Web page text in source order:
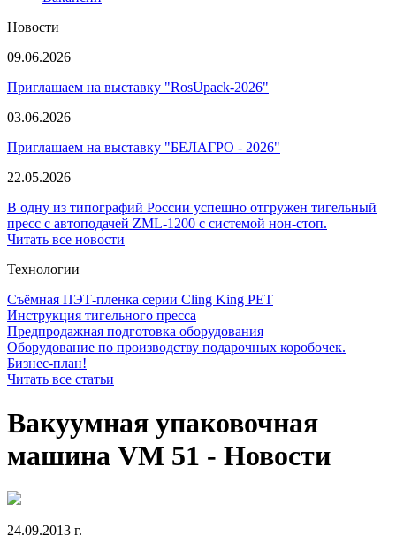
Новости
09.06.2026
Приглашаем на выставку "RosUpack-2026"
03.06.2026
Приглашаем на выставку "БЕЛАГРО - 2026"
22.05.2026
В одну из типографий России успешно отгружен тигельный
пресс с автоподачей ZML-1200 с системой нон-стоп.
Читать все новости
Технологии
Съёмная ПЭТ-пленка серии Cling King PET
Инструкция тигельного пресса
Предпродажная подготовка оборудования
Оборудование по производству подарочных коробочек.
Бизнес-план!
Читать все статьи
Вакуумная упаковочная
машина VM 51 - Новости
24.09.2013 г.